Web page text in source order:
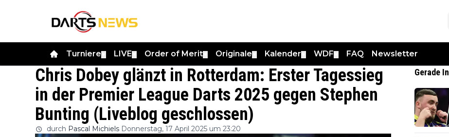
Turniere LIVE Order of Merit Originale Kalender WDF FAQ Newsletter
Chris Dobey glänzt in Rotterdam: Erster Tagessieg
in der Premier League Darts 2025 gegen Stephen
Bunting (Liveblog geschlossen)
durch Pascal Michiels Donnerstag, 17 April 2025 um 23:20
Gerade In